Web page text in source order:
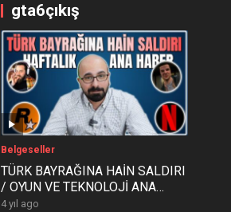
gta6çıkış
Belgeseller
TÜRK BAYRAĞINA HAİN SALDIRI
/ OYUN VE TEKNOLOJİ ANA
HABER BÜLTENİ -4.Bölüm- /
4 yıl ago